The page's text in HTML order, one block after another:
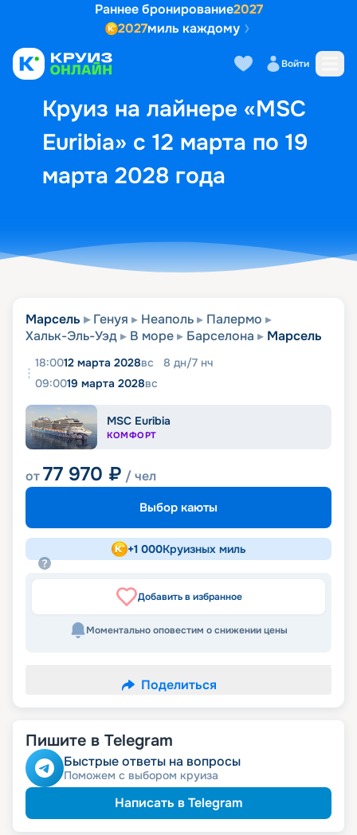
Раннее бронирование2027
2027миль каждому
Войти
Круиз на лайнере «MSC
Euribia» с 12 марта по 19
марта 2028 года
Выбор кают Маршрут и
Марсель Генуя Неаполь
Палермо
Хальк-Эль-Уэд
В море Барселона Марсель
18:0012 марта 2028вс 8 дн/7 нч
09:0019 марта 2028вс
MSC Euribia
КОМФОРТ
от77 970 ₽ / чел
Выбор каюты
+1 000Круизных миль
Добавить в избранное
Моментально оповестим о снижении цены
Поделиться
Пишите в Telegram
Быстрые ответы на вопросы
Поможем с выбором круиза
Написать в Telegram